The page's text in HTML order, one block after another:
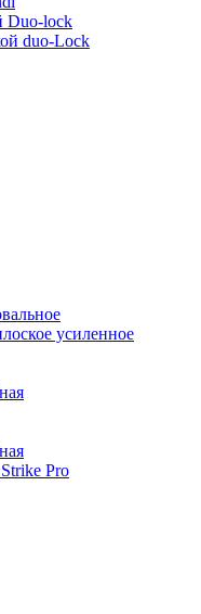
Duo-lock
duo-Lock
усиленное
Pro